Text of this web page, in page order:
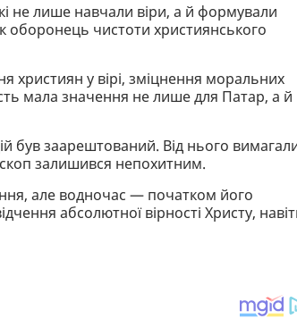
не лише навчали віри, а й формували
оборонець чистоти християнського
християн у вірі, зміцнення моральних
мала значення не лише для Патар, а й
був заарештований. Від нього
залишився непохитним.
але водночас — початком його
абсолютної вірності Христу,